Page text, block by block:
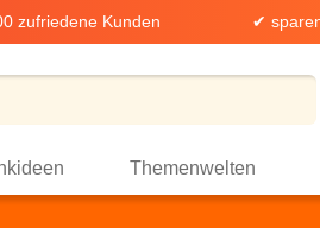
zufriedene Kunden ✔
Themenwelten